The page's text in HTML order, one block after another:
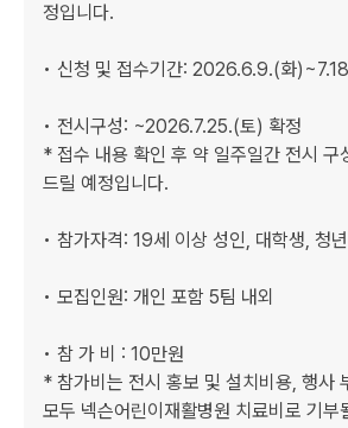
정입니다.
• 신청 및 접수기간: 2026.6.9.(화
• 전시구성: ~2026.7.25.(토) 확정
* 접수 내용 확인 후 약 일주일간 전시 구
드릴 예정입니다.
• 참가자격: 19세 이상 성인, 대학생, 청
• 모집인원: 개인 포함 5팀 내외
• 참 가 비 : 10만원
* 참가비는 전시 홍보 및 설치비용, 행사
모두 넥슨어린이재활병원 치료비로 기부